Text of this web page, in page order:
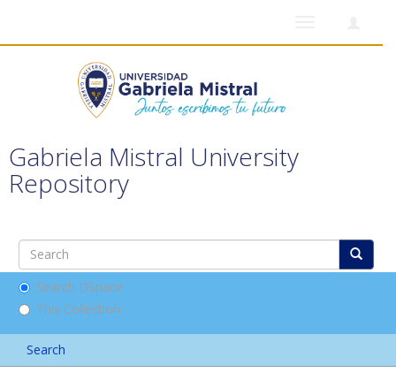
Gabriela Mistral University
Repository
Search DSpace
This Collection
Search